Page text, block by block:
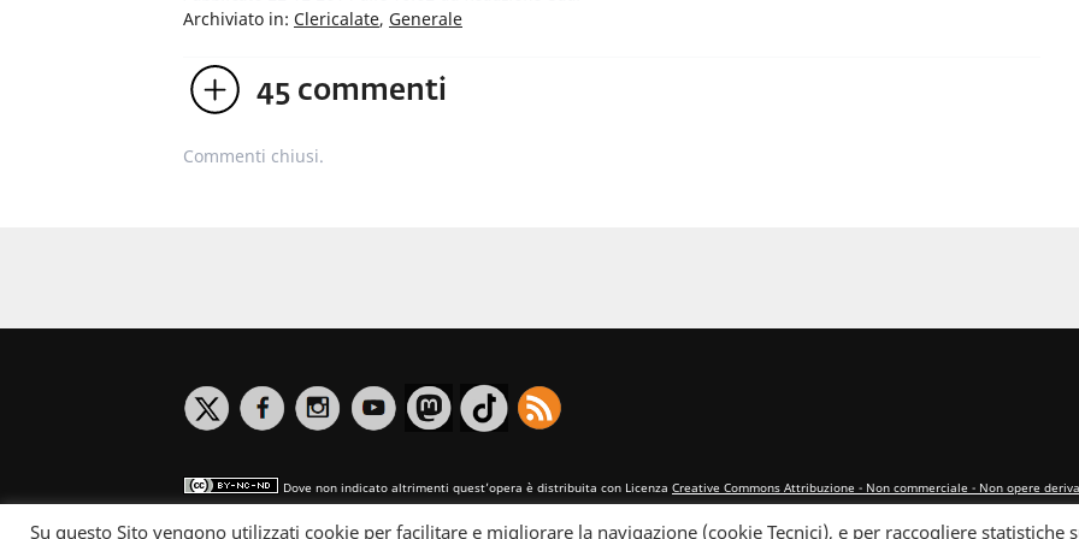
Archiviato in: Clericalate, Generale
45 commenti
Commenti chiusi.
Dove non indicato altrimenti quest’opera è distribuita con Licenza Creative Commons Attribuzione - Non commerciale - Non opere
Su questo Sito vengono utilizzati cookie per facilitare e migliorare la navigazione (cookie Tecnici), e per raccogliere statistiche